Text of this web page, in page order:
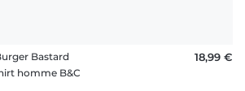
Bastard
homme B&C
18,99 €